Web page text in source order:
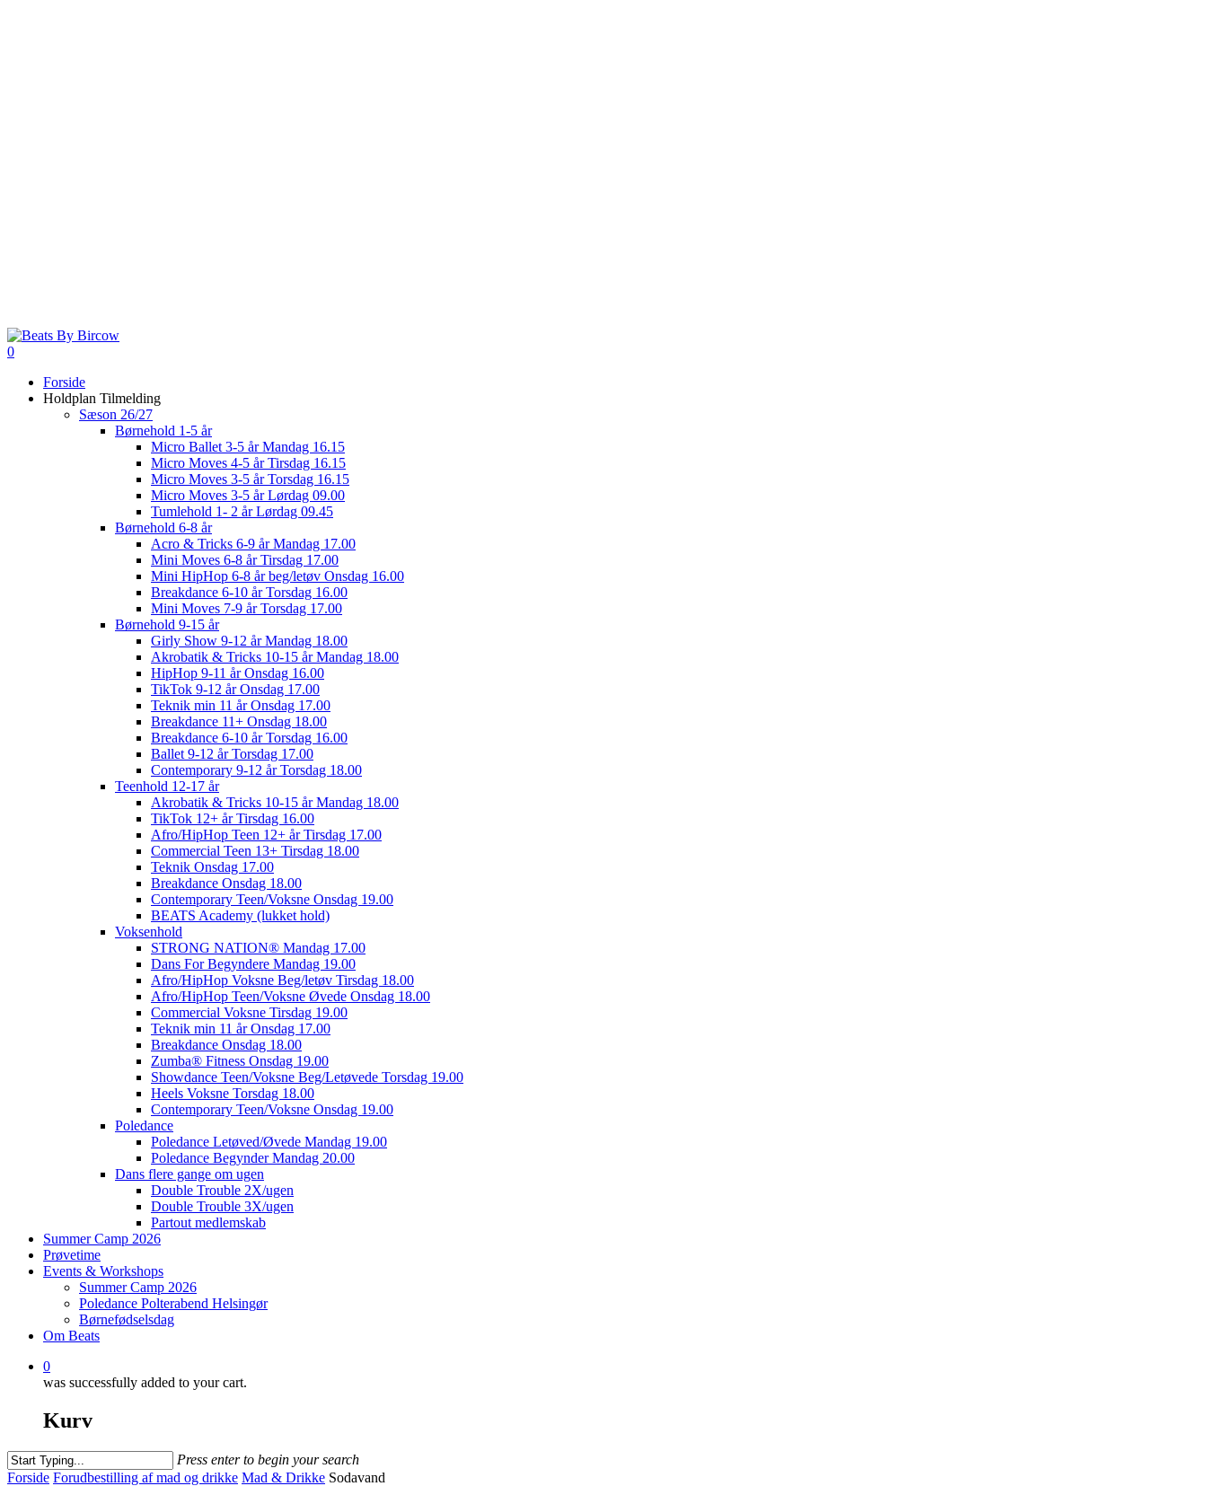
0
Forside
Holdplan Tilmelding
Sæson 26/27
Børnehold 1-5 år
Micro Ballet 3-5 år Mandag 16.15
Micro Moves 4-5 år Tirsdag 16.15
Micro Moves 3-5 år Torsdag 16.15
Micro Moves 3-5 år Lørdag 09.00
Tumlehold 1- 2 år Lørdag 09.45
Børnehold 6-8 år
Acro & Tricks 6-9 år Mandag 17.00
Mini Moves 6-8 år Tirsdag 17.00
Mini HipHop 6-8 år beg/letøv Onsdag 16.00
Breakdance 6-10 år Torsdag 16.00
Mini Moves 7-9 år Torsdag 17.00
Børnehold 9-15 år
Girly Show 9-12 år Mandag 18.00
Akrobatik & Tricks 10-15 år Mandag 18.00
HipHop 9-11 år Onsdag 16.00
TikTok 9-12 år Onsdag 17.00
Teknik min 11 år Onsdag 17.00
Breakdance 11+ Onsdag 18.00
Breakdance 6-10 år Torsdag 16.00
Ballet 9-12 år Torsdag 17.00
Contemporary 9-12 år Torsdag 18.00
Teenhold 12-17 år
Akrobatik & Tricks 10-15 år Mandag 18.00
TikTok 12+ år Tirsdag 16.00
Afro/HipHop Teen 12+ år Tirsdag 17.00
Commercial Teen 13+ Tirsdag 18.00
Teknik Onsdag 17.00
Breakdance Onsdag 18.00
Contemporary Teen/Voksne Onsdag 19.00
BEATS Academy (lukket hold)
Voksenhold
STRONG NATION® Mandag 17.00
Dans For Begyndere Mandag 19.00
Afro/HipHop Voksne Beg/letøv Tirsdag 18.00
Afro/HipHop Teen/Voksne Øvede Onsdag 18.00
Commercial Voksne Tirsdag 19.00
Teknik min 11 år Onsdag 17.00
Breakdance Onsdag 18.00
Zumba® Fitness Onsdag 19.00
Showdance Teen/Voksne Beg/Letøvede Torsdag 19.00
Heels Voksne Torsdag 18.00
Contemporary Teen/Voksne Onsdag 19.00
Poledance
Poledance Letøved/Øvede Mandag 19.00
Poledance Begynder Mandag 20.00
Dans flere gange om ugen
Double Trouble 2X/ugen
Double Trouble 3X/ugen
Partout medlemskab
Summer Camp 2026
Prøvetime
Events & Workshops
Summer Camp 2026
Poledance Polterabend Helsingør
Børnefødselsdag
Om Beats
0
was successfully added to your cart.
Kurv
Press enter to begin your search
Close
Forside Forudbestilling af mad og drikke Mad & Drikke Sodavand